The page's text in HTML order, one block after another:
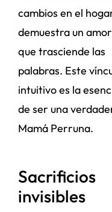
cambios en el
demuestra un amor
que trasciende las
palabras. Este
intuitivo es la
de ser una
Mamá Perruna.
Sacrificios
invisibles